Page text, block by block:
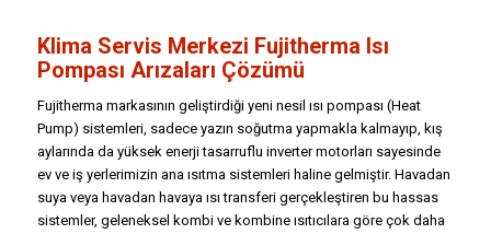
Klima Servis Merkezi Fujitherma Isı
Pompası Arızaları Çözümü
Fujitherma markasının geliştirdiği yeni nesil ısı pompası (Heat
Pump) sistemleri, sadece yazın soğutma yapmakla kalmayıp, kış
aylarında da yüksek enerji tasarruflu inverter motorları sayesinde
ev ve iş yerlerimizin ana ısıtma sistemleri haline gelmiştir. Havadan
suya veya havadan havaya ısı transferi gerçekleştiren bu hassas
sistemler, geleneksel kombi ve kombine ısıtıcılara göre çok daha